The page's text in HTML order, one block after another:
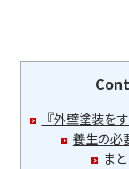
『外壁塗装を
養生の必
ま